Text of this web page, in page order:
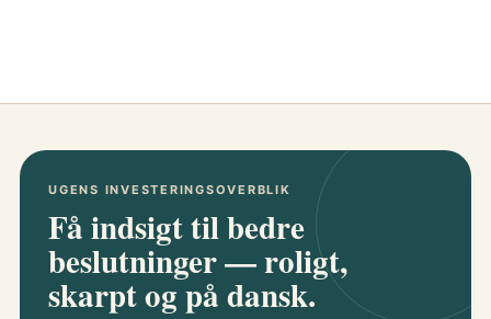
UGENS INVESTERINGSOVERBLIK
Få indsigt til bedre
beslutninger — roligt,
skarpt og på dansk.